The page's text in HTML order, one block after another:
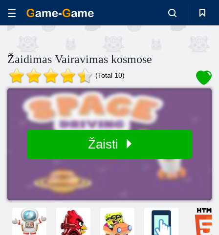
Žaidimas Vairavimas kosmose
(Total 10)
Žaisti